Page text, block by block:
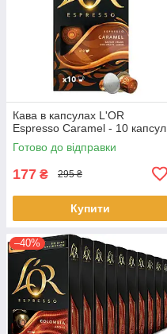
Кава в капсулах L'OR
Espresso Caramel - 10 капсул
Готово до відправки
177 ₴ 295 ₴
Купити
–40%